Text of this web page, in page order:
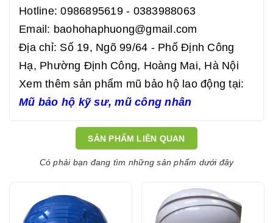
Hotline: 0986895619 - 0383988063
Email: baohohaphuong@gmail.com
Địa chỉ: Số 19, Ngõ 99/64 - Phố Định Công
Hạ, Phường Định Công, Hoàng Mai, Hà Nội
Xem thêm sản phẩm mũ bảo hộ lao động tại:
Mũ bảo hộ kỹ sư,mũ công nhân
SẢN PHẨM LIÊN QUAN
Có phải bạn đang tìm những sản phẩm dưới đây